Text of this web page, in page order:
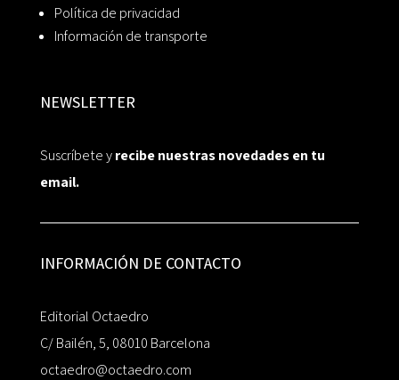
Política de privacidad
Información de transporte
NEWSLETTER
Suscríbete yrecibe nuestras novedades en tu
email.
INFORMACIÓN DE CONTACTO
Editorial Octaedro
C/ Bailén, 5, 08010 Barcelona
octaedro@octaedro.com